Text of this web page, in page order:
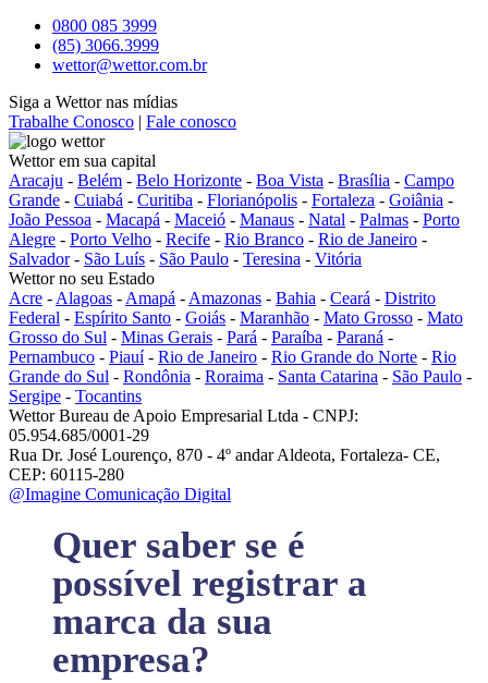
0800 085 3999
(85) 3066.3999
wettor@wettor.com.br
Siga a Wettor nas mídias
Trabalhe Conosco | Fale conosco
Wettor em sua capital
Aracaju - Belém - Belo Horizonte - Boa Vista - Brasília - Campo
Grande - Cuiabá - Curitiba - Florianópolis - Fortaleza - Goiânia -
João Pessoa - Macapá - Maceió - Manaus - Natal - Palmas - Porto
Alegre - Porto Velho - Recife - Rio Branco - Rio de Janeiro -
Salvador- São Luís - São Paulo - Teresina - Vitória
Wettor no seu Estado
Acre - Alagoas - Amapá - Amazonas - Bahia - Ceará - Distrito
Federal - Espírito Santo - Goiás - Maranhão - Mato Grosso - Mato
Grosso do Sul - Minas Gerais - Pará - Paraíba - Paraná -
Pernambuco - Piauí- Rio de Janeiro - Rio Grande do Norte - Rio
Grande do Sul - Rondônia - Roraima - Santa Catarina - São Paulo -
Sergipe - Tocantins
Wettor Bureau de Apoio Empresarial Ltda - CNPJ:
05.954.685/0001-29
Rua Dr. José Lourenço, 870 - 4º andar Aldeota, Fortaleza- CE,
CEP: 60115-280
@Imagine Comunicação Digital
Quer saber se é
possível registrar a
marca da sua
empresa?